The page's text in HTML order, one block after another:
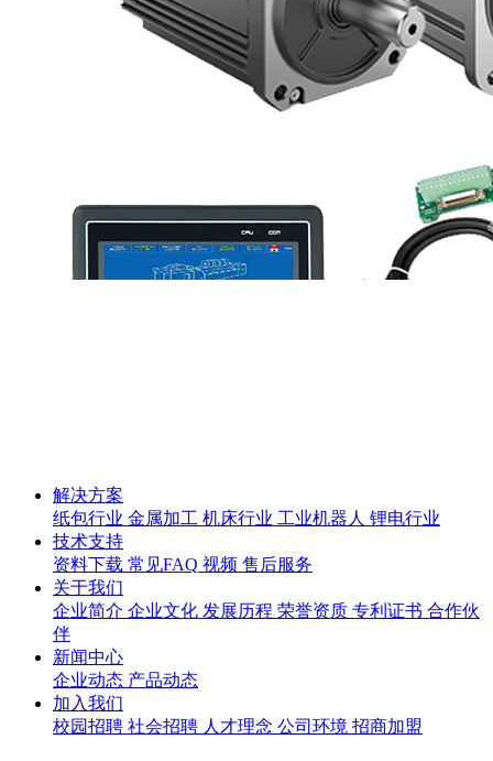
解决方案
纸包行业 金属加工 机床行业 工业机器人 锂电行业
技术支持
资料下载 常见FAQ 视频 售后服务
关于我们
企业简介 企业文化 发展历程 荣誉资质 专利证书 合作伙
伴
新闻中心
企业动态 产品动态
加入我们
校园招聘 社会招聘 人才理念 公司环境 招商加盟